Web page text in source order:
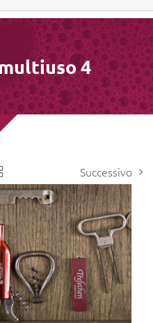
4
Successivo